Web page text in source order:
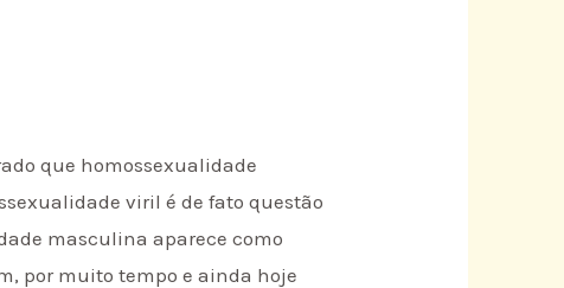
que homossexualidade
viril é de fato questão
masculina aparece como
por muito tempo e ainda hoje